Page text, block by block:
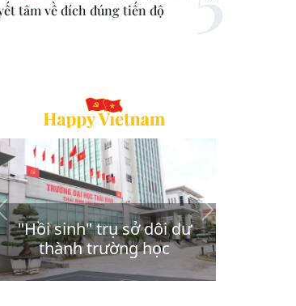
tâm về đích đúng tiến độ